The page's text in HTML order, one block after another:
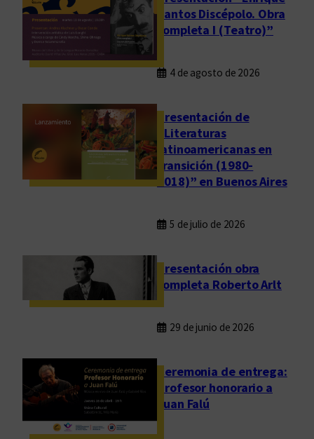
Santos Discépolo. Obra
completa I (Teatro)”
4 de agosto de 2026
Presentación de
“Literaturas
latinoamericanas en
transición (1980-
2018)” en Buenos Aires
5 de julio de 2026
Presentación obra
completa Roberto Arlt
29 de junio de 2026
Ceremonia de entrega:
Profesor honorario a
Juan Falú